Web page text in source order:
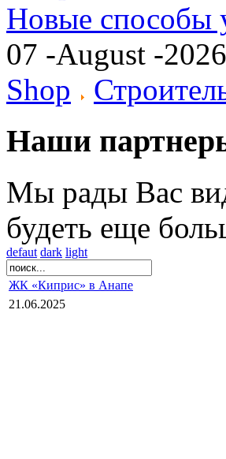
Новые способы
07 -August -
Shop
Наши
Мы рады Вас
будеть еще
defaut dark light
ЖК «Киприс» в Анапе
21.06.2025